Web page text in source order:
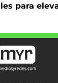
para